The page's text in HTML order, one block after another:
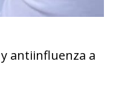
antiinfluenza a